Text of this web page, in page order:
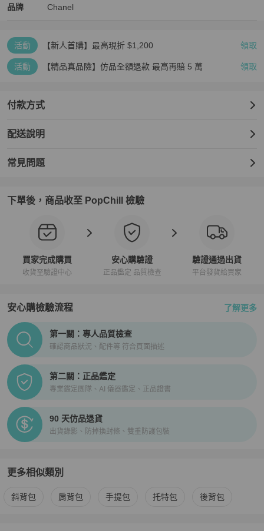
品牌
Chanel 精品女包品牌介紹
Chanel
Chanel 推薦清單
活動 【新人首購】最高現折 $1,200 領取
活動 【精品真品險】仿品全額退款 最高再賠 5 萬 領取
付款方式
配送說明
常見問題
下單後，商品收至 PopChill 檢驗
買家完成購買
收貨至驗證中心
安心購驗證
正品鑑定 品質檢查
驗證通過出貨
平台發貨給買家
安心購檢驗流程 了解更多
PopChill拍拍圈正品驗證、安心購檢驗流程介紹
第一關：專人品質檢查
確認商品狀況、配件等 符合頁面描述
第二關：正品鑑定
專業鑑定團隊、AI 儀器鑑定、正品證書
90 天仿品退貨
出貨錄影、防掉換封條、雙重防護包裝
更多相似類別
更多Chanel 女包相似商品推薦
斜背包 肩背包 手提包 托特包 後背包